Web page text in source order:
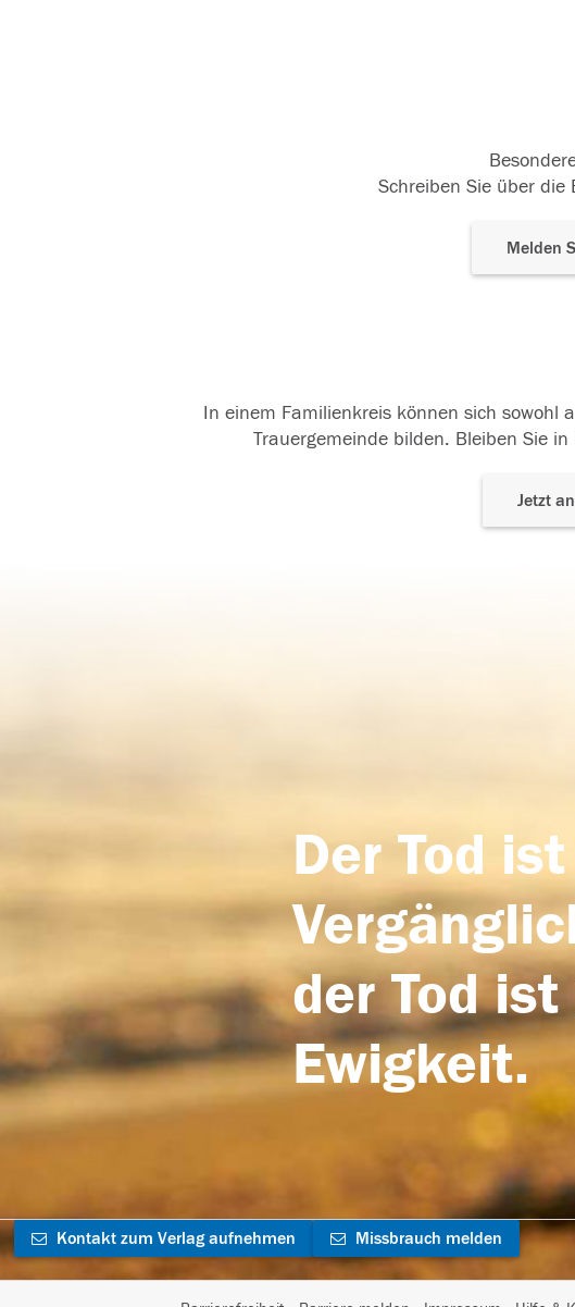
Schreiben Sie über die
Melden
In einem Familienkreis können sich sowohl
Trauergemeinde bilden. Bleiben Sie
Jetzt
Der Tod
der Tod
Ewigkeit.
Kontakt zum Verlag aufnehmen Missbrauch melden